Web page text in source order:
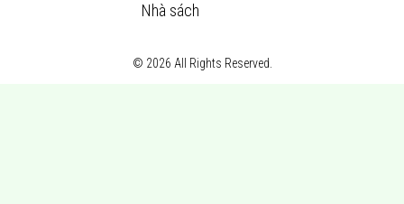
Nhà sách
© 2026 All Rights Reserved.